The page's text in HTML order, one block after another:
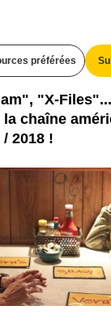
préférées
"X-
chaîne
2018 !